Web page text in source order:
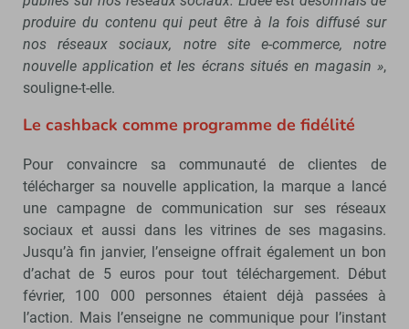
produire du contenu qui peut être à la fois diffusé sur
nos réseaux sociaux, notre site e-commerce, notre
nouvelle application et les écrans situés en magasin »,
souligne-t-elle.
Le cashback comme programme de fidélité
Pour convaincre sa communauté de clientes de
télécharger sa nouvelle application, la marque a lancé
une campagne de communication sur ses réseaux
sociaux et aussi dans les vitrines de ses magasins.
Jusqu’à fin janvier, l’enseigne offrait également un bon
d’achat de 5 euros pour tout téléchargement. Début
février, 100 000 personnes étaient déjà passées à
l’action. Mais l’enseigne ne communique pour l’instant